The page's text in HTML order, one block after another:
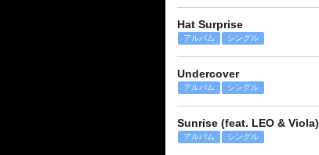
Hat Surprise
アルバム シングル
Undercover
アルバム シングル
Sunrise (feat. LEO & Viola)
アルバム シングル